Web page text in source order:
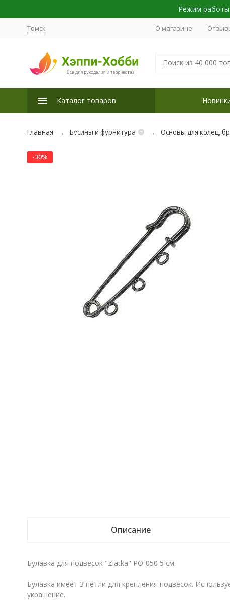
Режим работы
Томск О магазине
Каталог товаров
Главная Бусины и фурнитура Основы для колец,
-30%
Описание
Булавка для подвесок "Zlatka" PO-050 5 см.
Булавка имеет 3 петли для крепления подвесок.
украшение.